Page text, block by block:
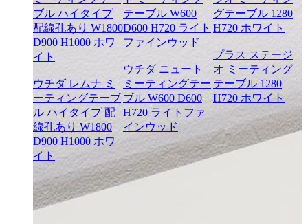
ウチダ レムナ ミ
ーティングテーブ
ル ハイタイプ 配
線孔あり W1800
D900 H1000 ホワ
イト
ウチダ ニュート
ミーティングテー
ブル W600 D600
H720 ライトファ
インウッド
プラス ステージ
オ ミーティング
テーブル 1280
H720 ホワイト